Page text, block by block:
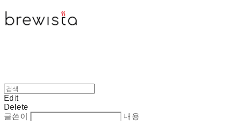
Edit
Delete
글쓴이
내용